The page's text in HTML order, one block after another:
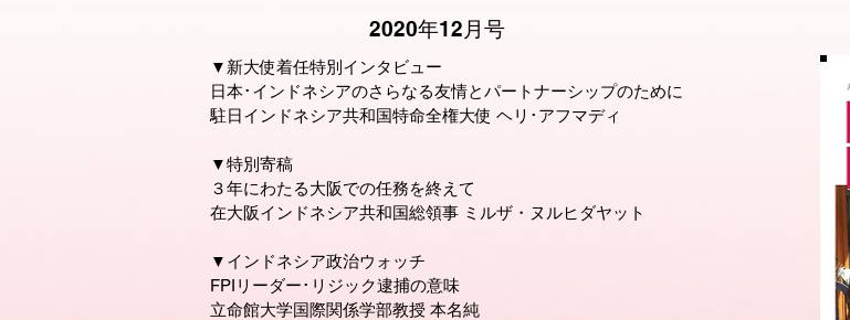
2020年12月号
▼新大使着任特別インタビュー
日本･インドネシアのさらなる友情とパートナーシップのために
駐日インドネシア共和国特命全権大使 ヘリ･アフマディ
▼特別寄稿
３年にわたる大阪での任務を終えて
在大阪インドネシア共和国総領事 ミルザ・ヌルヒダヤット
▼インドネシア政治ウォッチ
FPIリーダー･リジック逮捕の意味
立命館大学国際関係学部教授 本名純